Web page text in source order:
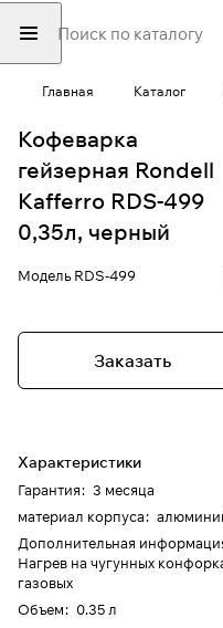
Главная Каталог
Кофеварка
гейзерная Rondell
Kafferro RDS-499
0,35л, черный
МодельRDS-499
Заказать
Характеристики
Гарантия: 3 месяца
материал корпуса:
Дополнительная
Нагрев на чугунных
газовых
Объем: 0.35 л